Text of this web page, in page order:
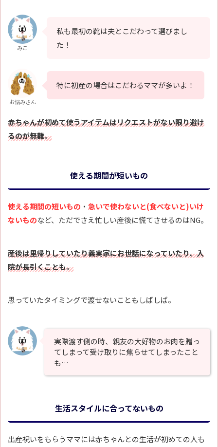
みこ
私も最初の靴は夫とこだわって選びまし
た！
お悩みさん
特に初産の場合はこだわるママが多いよ！
赤ちゃんが初めて使うアイテムはリクエストがない限り避け
るのが無難。
使える期間が短いもの
使える期間の短いもの ・ 急いで使わないと(食べないと)いけ
ないものなど、ただでさえ忙しい産後に慌てさせるのはNG。
産後は里帰りしていたり義実家にお世話になっていたり、入
院が長引くことも。
思っていたタイミングで渡せないこともしばしば。
実際渡す側の時、親友の大好物のお肉を贈っ
てしまって受け取りに焦らせてしまったこと
も…
生活スタイルに合ってないもの
出産祝いをもらうママには赤ちゃんとの生活が初めての人も